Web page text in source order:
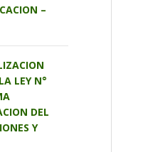
–
LEY N°
DEL
Y